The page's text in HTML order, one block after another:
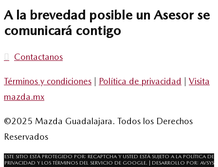
A la brevedad posible un Asesor se
comunicará contigo
Contactanos
Términos y condiciones Política de privacidad
Visita
mazda.mx
©2025 Mazda Guadalajara. Todos los Derechos
Reservados
ESTE SITIO ESTÁ PROTEGIDO POR: RECAPTCHA Y USTED ESTÁ SUJETO A LA POLÍTICA DE
PRIVACIDAD Y LOS TÉRMINOS DEL SERVICIO DE GOOGLE. | DESARROLLO POR: AVSYS